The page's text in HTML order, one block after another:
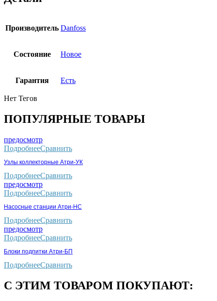
Производитель Danfoss
Состояние Новое
Гарантия Есть
Нет Тегов
ПОПУЛЯРНЫЕ ТОВАРЫ
предосмотр
ПодробнееСравнить
Узлы коллекторные Атри-УК
ПодробнееСравнить
предосмотр
ПодробнееСравнить
Насосные станции Атри-НС
ПодробнееСравнить
предосмотр
ПодробнееСравнить
Блоки подпитки Атри-БП
ПодробнееСравнить
С ЭТИМ ТОВАРОМ ПОКУПАЮТ: